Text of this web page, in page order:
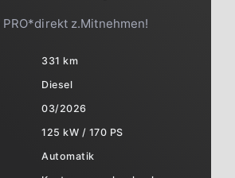
PRO*direkt z.Mitnehmen!
331 km
Diesel
03/2026
125 kW / 170 PS
Automatik